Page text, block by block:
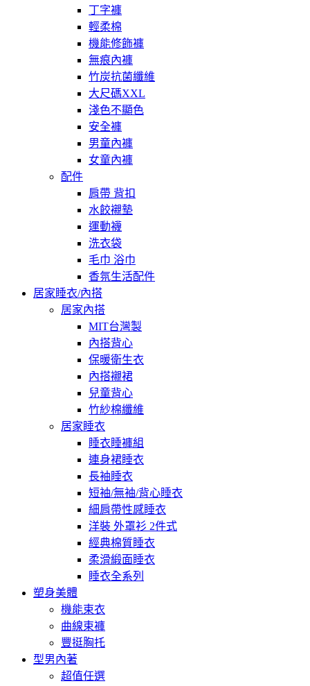
丁字褲
輕柔棉
機能修飾褲
無痕內褲
竹炭抗菌纖維
大尺碼XXL
淺色不顯色
安全褲
男童內褲
女童內褲
配件
肩帶 背扣
水餃襯墊
運動襪
洗衣袋
毛巾 浴巾
香氛生活配件
居家睡衣/內搭
居家內搭
MIT台灣製
內搭背心
保暖衛生衣
內搭襯裙
兒童背心
竹紗棉纖維
居家睡衣
睡衣睡褲組
連身裙睡衣
長袖睡衣
短袖/無袖/背心睡衣
細肩帶性感睡衣
洋裝 外罩衫 2件式
經典棉質睡衣
柔滑緞面睡衣
睡衣全系列
塑身美體
機能束衣
曲線束褲
豐挺胸托
型男內著
超值任選